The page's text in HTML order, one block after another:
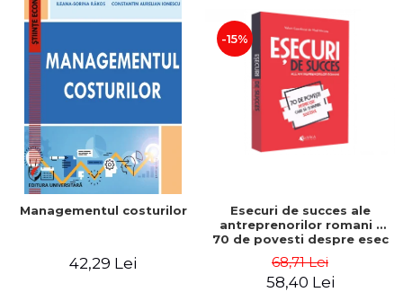
Managementul costurilor
42,29 Lei
-15%
Esecuri de succes ale
antreprenorilor romani -
70 de povesti despre esec
68,71 Lei
58,40 Lei